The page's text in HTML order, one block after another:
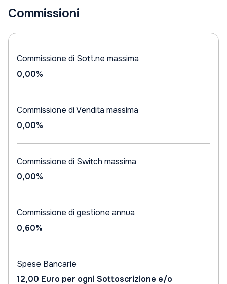
Commissioni
Commissione di Sott.ne massima
0,00%
Commissione di Vendita massima
0,00%
Commissione di Switch massima
0,00%
Commissione di gestione annua
0,60%
Spese Bancarie
12,00 Euro per ogni Sottoscrizione e/o